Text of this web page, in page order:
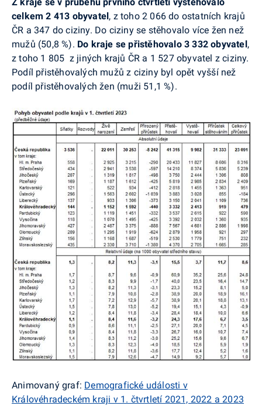
celkem 2 413 obyvatel, z toho 2 066 do ostatních krajů
ČR a 347 do ciziny. Do ciziny se stěhovalo více žen než
mužů (50,8 %). Do kraje se přistěhovalo 3 332 obyvatel,
z toho 1 805 z jiných krajů ČR a 1 527 obyvatel z ciziny.
Podíl přistěhovalých mužů z ciziny byl opět vyšší než
podíl přistěhovalých žen (muži 51,1 %).
Animovaný graf: Demografické události v
Královéhradeckém kraji v 1. čtvrtletí 2021, 2022 a 2023